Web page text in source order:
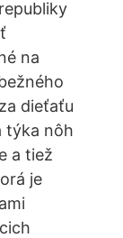
na
dieťaťu
týka nôh
a tiež
je